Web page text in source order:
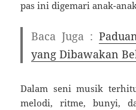
pas ini digemari anak-
Baca Juga :
yang Dibawakan
Dalam seni musik
melodi, ritme, bunyi,